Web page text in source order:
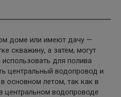
доме или имеют дачу —
скважину, а затем, могут
для полива
центральный водопровод и
основном летом, так как в
центральном водопроводе